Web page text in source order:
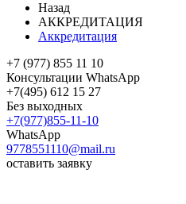
Назад
АККРЕДИТАЦИЯ
Аккредитация
+7 (977) 855 11 10
Консультации WhatsApp
+7(495) 612 15 27
Без выходных
+7(977)855-11-10
WhatsApp
9778551110@mail.ru
оставить заявку